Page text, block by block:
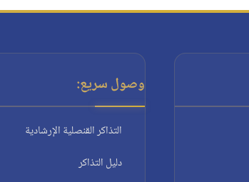
وصول سريع:
التذاكر القنصلية الإرشادية
دليل التذاكر